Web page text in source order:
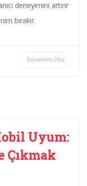
deneyimini artırır
bırakır.
Devamını Oku
Uyum:
Çıkmak